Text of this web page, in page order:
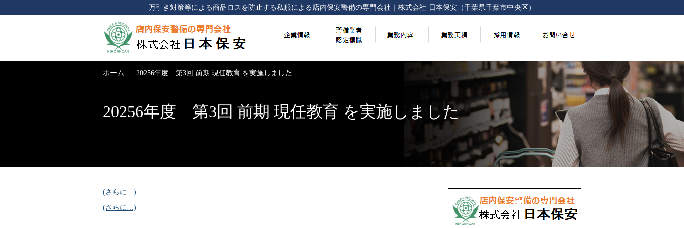
万引き対策等による商品ロスを防止する私服による店内保安警備の専門会社 株式会社 日本保安（千葉県千葉市中央区）
ホーム 20256年度 第3回 前期 現任教育 を実施しました
20256年度 第3回 前期 現任教育 を実施しました
(さらに…)
(さらに…)